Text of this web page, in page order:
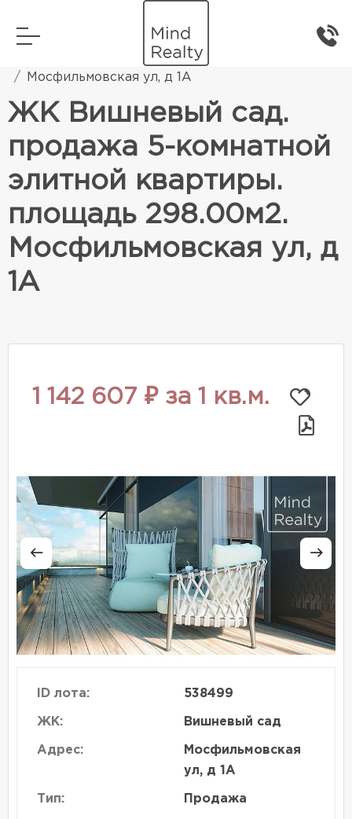
Элитная жилая недвижимость
Мосфильмовская ул, д 1А
ЖК Вишневый сад.
продажа 5-комнатной
элитной квартиры.
площадь 298.00м2.
Мосфильмовская ул, д
1А
1 142 607 ₽ за 1 кв.м.
ID лота: 538499
ЖК: Вишневый сад
Адрес:
Мосфильмовская
ул, д 1А
Тип: Продажа